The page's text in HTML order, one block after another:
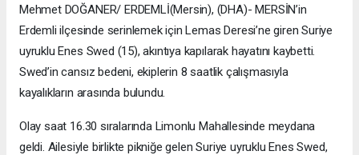
Mehmet DOĞANER/ ERDEMLİ(Mersin), (DHA)- MERSİN’in
Erdemli ilçesinde serinlemek için Lemas Deresi’ne giren Suriye
uyruklu Enes Swed (15), akıntıya kapılarak hayatını kaybetti.
Swed’in cansız bedeni, ekiplerin 8 saatlik çalışmasıyla
kayalıkların arasında bulundu.
Olay saat 16.30 sıralarında Limonlu Mahallesinde meydana
geldi. Ailesiyle birlikte pikniğe gelen Suriye uyruklu Enes Swed,